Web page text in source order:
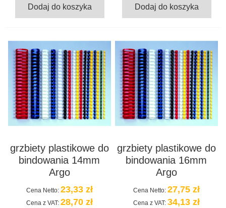
Dodaj do koszyka Dodaj do koszyka
grzbiety plastikowe do
bindowania 14mm
Argo
Cena Netto: 23,33 zł
Cena z VAT: 28,70 zł
grzbiety plastikowe do
bindowania 16mm
Argo
Cena Netto: 27,75 zł
Cena z VAT: 34,13 zł